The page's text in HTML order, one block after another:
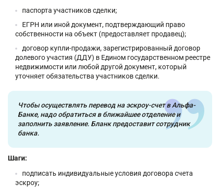
паспорта участников сделки;
ЕГРН или иной документ, подтверждающий право
собственности на объект (предоставляет продавец);
договор купли-продажи, зарегистрированный договор
долевого участия (ДДУ) в Едином государственном реестре
недвижимости или любой другой документ, который
уточняет обязательства участников сделки.
Чтобы осуществлять перевод на эскроу-счет в Альфа-
Банке, надо обратиться в ближайшее отделение и
заполнить заявление. Бланк предоставит сотрудник
банка.
Шаги:
подписать индивидуальные условия договора счета
эскроу;